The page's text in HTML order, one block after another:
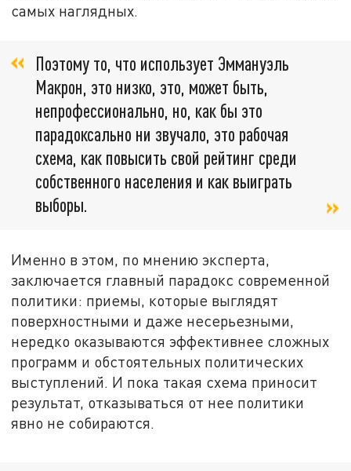
самых наглядных.
Поэтому то, что использует Эммануэль
Макрон, это низко, это, может быть,
непрофессионально, но, как бы это
парадоксально ни звучало, это рабочая
схема, как повысить свой рейтинг среди
собственного населения и как выиграть
выборы.
Именно в этом, по мнению эксперта,
заключается главный парадокс современной
политики: приемы, которые выглядят
поверхностными и даже несерьезными,
нередко оказываются эффективнее сложных
программ и обстоятельных политических
выступлений. И пока такая схема приносит
результат, отказываться от нее политики
явно не собираются.